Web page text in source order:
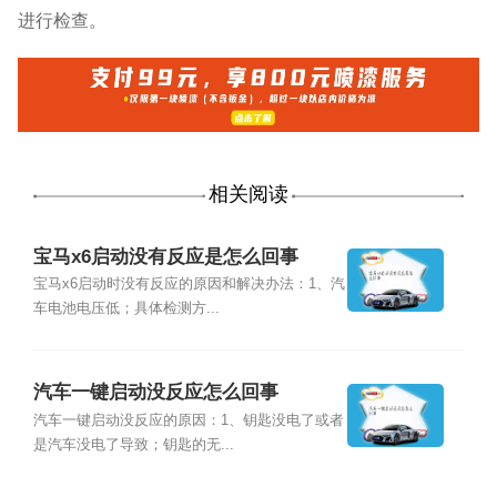
进行检查。
相关阅读
宝马x6启动没有反应是怎么回事
宝马x6启动时没有反应的原因和解决办法：1、汽
车电池电压低；具体检测方...
汽车一键启动没反应怎么回事
汽车一键启动没反应的原因：1、钥匙没电了或者
是汽车没电了导致；钥匙的无...